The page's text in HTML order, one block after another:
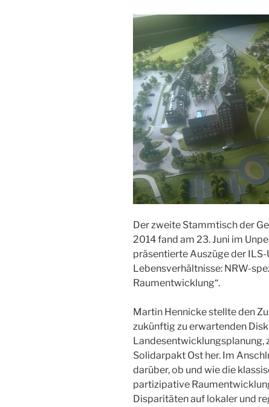
Der zweite Stammtisch der
2014 fand am 23. Juni im
präsentierte Auszüge der
Lebensverhältnisse: NRW-
Raumentwicklung“.
Martin Hennicke stellte den
zukünftig zu erwartenden
Landesentwicklungsplanung,
Solidarpakt Ost her. Im
darüber, ob und wie die
partizipative
Disparitäten auf lokaler und